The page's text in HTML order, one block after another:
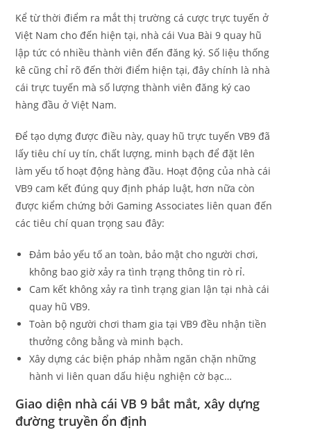
Kể từ thời điểm ra mắt thị trường cá cược trực tuyến ở
Việt Nam cho đến hiện tại, nhà cái Vua Bài 9 quay hũ
lập tức có nhiều thành viên đến đăng ký. Số liệu thống
kê cũng chỉ rõ đến thời điểm hiện tại, đây chính là nhà
cái trực tuyến mà số lượng thành viên đăng ký cao
hàng đầu ở Việt Nam.
Để tạo dựng được điều này, quay hũ trực tuyến VB9 đã
lấy tiêu chí uy tín, chất lượng, minh bạch để đặt lên
làm yếu tố hoạt động hàng đầu. Hoạt động của nhà cái
VB9 cam kết đúng quy định pháp luật, hơn nữa còn
được kiểm chứng bởi Gaming Associates liên quan đến
các tiêu chí quan trọng sau đây:
Đảm bảo yếu tố an toàn, bảo mật cho người chơi,
không bao giờ xảy ra tình trạng thông tin rò rỉ.
Cam kết không xảy ra tình trạng gian lận tại nhà cái
quay hũ VB9.
Toàn bộ người chơi tham gia tại VB9 đều nhận tiền
thưởng công bằng và minh bạch.
Xây dựng các biện pháp nhằm ngăn chặn những
hành vi liên quan dấu hiệu nghiện cờ bạc…
Giao diện nhà cái VB 9 bắt mắt, xây dựng
đường truyền ổn định